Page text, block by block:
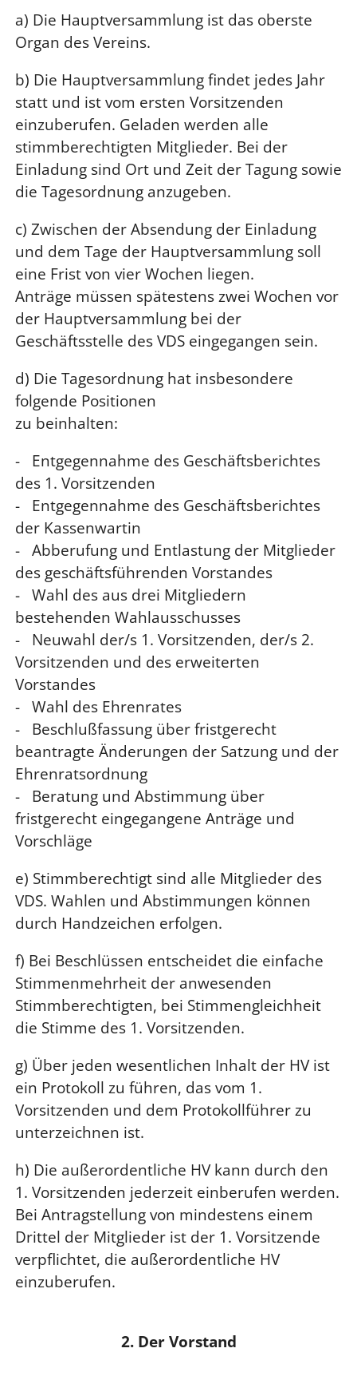
a) Die Hauptversammlung ist das oberste
Organ des Vereins.
b) Die Hauptversammlung findet jedes Jahr
statt und ist vom ersten Vorsitzenden
einzuberufen. Geladen werden alle
stimmberechtigten Mitglieder. Bei der
Einladung sind Ort und Zeit der Tagung sowie
die Tagesordnung anzugeben.
c) Zwischen der Absendung der Einladung
und dem Tage der Hauptversammlung soll
eine Frist von vier Wochen liegen.
Anträge müssen spätestens zwei Wochen vor
der Hauptversammlung bei der
Geschäftsstelle des VDS eingegangen sein.
d) Die Tagesordnung hat insbesondere
folgende Positionen
zu beinhalten:
- Entgegennahme des Geschäftsberichtes
des 1. Vorsitzenden
- Entgegennahme des Geschäftsberichtes
der Kassenwartin
- Abberufung und Entlastung der Mitglieder
des geschäftsführenden Vorstandes
- Wahl des aus drei Mitgliedern
bestehenden Wahlausschusses
- Neuwahl der/s 1. Vorsitzenden, der/s 2.
Vorsitzenden und des erweiterten
Vorstandes
- Wahl des Ehrenrates
- Beschlußfassung über fristgerecht
beantragte Änderungen der Satzung und der
Ehrenratsordnung
- Beratung und Abstimmung über
fristgerecht eingegangene Anträge und
Vorschläge
e) Stimmberechtigt sind alle Mitglieder des
VDS. Wahlen und Abstimmungen können
durch Handzeichen erfolgen.
f) Bei Beschlüssen entscheidet die einfache
Stimmenmehrheit der anwesenden
Stimmberechtigten, bei Stimmengleichheit
die Stimme des 1. Vorsitzenden.
g) Über jeden wesentlichen Inhalt der HV ist
ein Protokoll zu führen, das vom 1.
Vorsitzenden und dem Protokollführer zu
unterzeichnen ist.
h) Die außerordentliche HV kann durch den
1. Vorsitzenden jederzeit einberufen werden.
Bei Antragstellung von mindestens einem
Drittel der Mitglieder ist der 1. Vorsitzende
verpflichtet, die außerordentliche HV
einzuberufen.
2. Der Vorstand